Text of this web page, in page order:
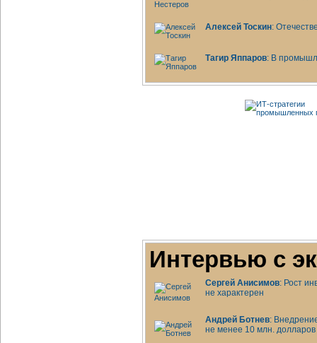
Алексей Тоскин:
Тагир Яппаров: В
Интервью с
Сергей Анисимов: Рост
не характерен
Андрей Ботнев:
не менее 10 млн. долларов